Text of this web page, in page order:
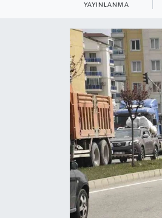
YAYINLANMA
Dış Haberler
EKONOMİ
English News